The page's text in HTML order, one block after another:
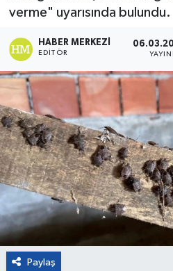
verme" uyarısında bulundu.
HABER MERKEZI
EDITÖR
Paylaş